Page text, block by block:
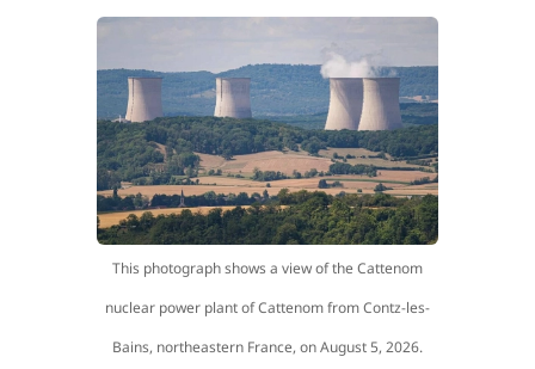
This photograph shows a view of the Cattenom
nuclear power plant of Cattenom from Contz-les-
Bains, northeastern France, on August 5, 2026.